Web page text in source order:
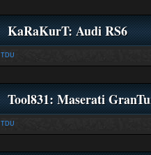
KaRaKurT: Audi RS6
TDU
Tool831: Maserati
TDU